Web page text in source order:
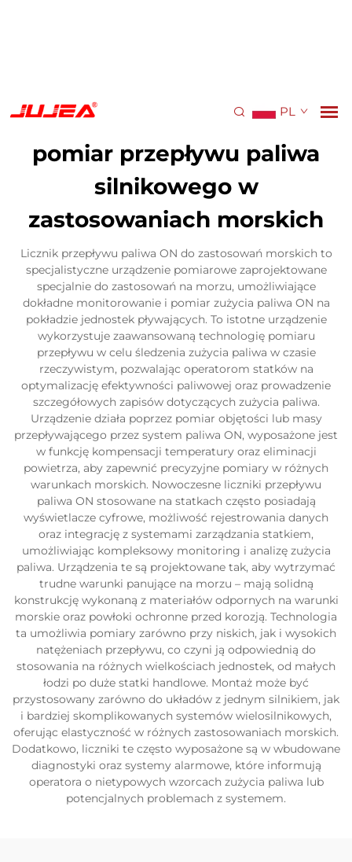
PL
pomiar przepływu paliwa
silnikowego w
zastosowaniach morskich
Licznik przepływu paliwa ON do zastosowań morskich to
specjalistyczne urządzenie pomiarowe zaprojektowane
specjalnie do zastosowań na morzu, umożliwiające
dokładne monitorowanie i pomiar zużycia paliwa ON na
pokładzie jednostek pływających. To istotne urządzenie
wykorzystuje zaawansowaną technologię pomiaru
przepływu w celu śledzenia zużycia paliwa w czasie
rzeczywistym, pozwalając operatorom statków na
optymalizację efektywności paliwowej oraz prowadzenie
szczegółowych zapisów dotyczących zużycia paliwa.
Urządzenie działa poprzez pomiar objętości lub masy
przepływającego przez system paliwa ON, wyposażone jest
w funkcję kompensacji temperatury oraz eliminacji
powietrza, aby zapewnić precyzyjne pomiary w różnych
warunkach morskich. Nowoczesne liczniki przepływu
paliwa ON stosowane na statkach często posiadają
wyświetlacze cyfrowe, możliwość rejestrowania danych
oraz integrację z systemami zarządzania statkiem,
umożliwiając kompleksowy monitoring i analizę zużycia
paliwa. Urządzenia te są projektowane tak, aby wytrzymać
trudne warunki panujące na morzu – mają solidną
konstrukcję wykonaną z materiałów odpornych na warunki
morskie oraz powłoki ochronne przed korozją. Technologia
ta umożliwia pomiary zarówno przy niskich, jak i wysokich
natężeniach przepływu, co czyni ją odpowiednią do
stosowania na różnych wielkościach jednostek, od małych
łodzi po duże statki handlowe. Montaż może być
przystosowany zarówno do układów z jednym silnikiem, jak
i bardziej skomplikowanych systemów wielosilnikowych,
oferując elastyczność w różnych zastosowaniach morskich.
Dodatkowo, liczniki te często wyposażone są w wbudowane
diagnostyki oraz systemy alarmowe, które informują
operatora o nietypowych wzorcach zużycia paliwa lub
potencjalnych problemach z systemem.